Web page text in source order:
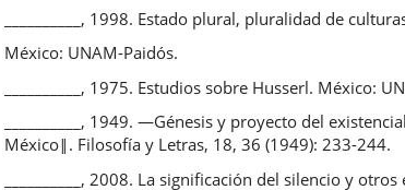
__________, 1998. Estado plural, pluralidad de
México: UNAM-Paidós.
__________, 1975. Estudios sobre Husserl. México:
__________, 1949. ―Génesis y proyecto del
México‖. Filosofía y Letras, 18, 36 (1949): 233-244.
__________, 2008. La significación del silencio y otros